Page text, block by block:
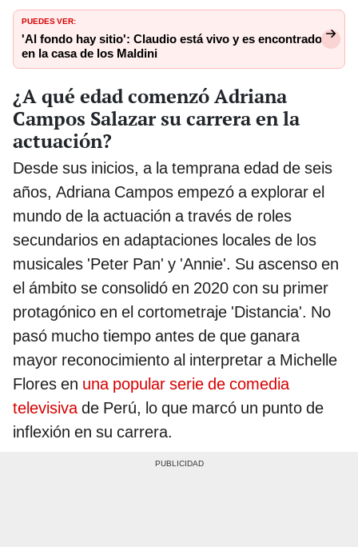
PUEDES VER:
'Al fondo hay sitio': Claudio está vivo y es encontrado
en la casa de los Maldini
¿A qué edad comenzó Adriana
Campos Salazar su carrera en la
actuación?
Desde sus inicios, a la temprana edad de seis
años, Adriana Campos empezó a explorar el
mundo de la actuación a través de roles
secundarios en adaptaciones locales de los
musicales 'Peter Pan' y 'Annie'. Su ascenso en
el ámbito se consolidó en 2020 con su primer
protagónico en el cortometraje 'Distancia'. No
pasó mucho tiempo antes de que ganara
mayor reconocimiento al interpretar a Michelle
Flores en una popular serie de comedia
televisivade Perú, lo que marcó un punto de
inflexión en su carrera.